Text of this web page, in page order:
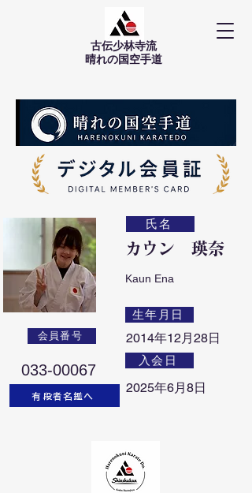
古伝少林寺流
​晴れの国空手道
会員番号
033-00067
有段者名鑑へ
氏名
カウン 瑛奈
Kaun Ena
生年月日
2014年12月28日
入会日
2025年6月8日